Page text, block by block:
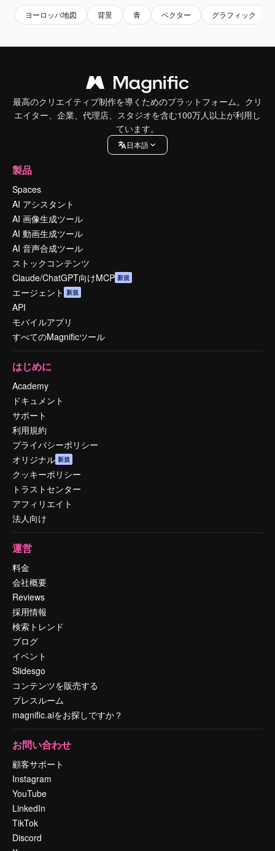
ヨーロッパ地図 背景 青 ベクター グラフィック
最高のクリエイティブ制作を導くためのプラットフォーム。クリ
エイター、企業、代理店、スタジオを含む100万人以上が利用し
ています。
日本語
製品
Spaces
AI アシスタント
AI 画像生成ツール
AI 動画生成ツール
AI 音声合成ツール
ストックコンテンツ
Claude/ChatGPT向けMCP 新規
エージェント 新規
API
モバイルアプリ
すべてのMagnificツール
はじめに
Academy
ドキュメント
サポート
利用規約
プライバシーポリシー
オリジナル 新規
クッキーポリシー
トラストセンター
アフィリエイト
法人向け
運営
料金
会社概要
Reviews
採用情報
検索トレンド
ブログ
イベント
Slidesgo
コンテンツを販売する
プレスルーム
magnific.aiをお探しですか？
お問い合わせ
顧客サポート
Instagram
YouTube
LinkedIn
TikTok
Discord